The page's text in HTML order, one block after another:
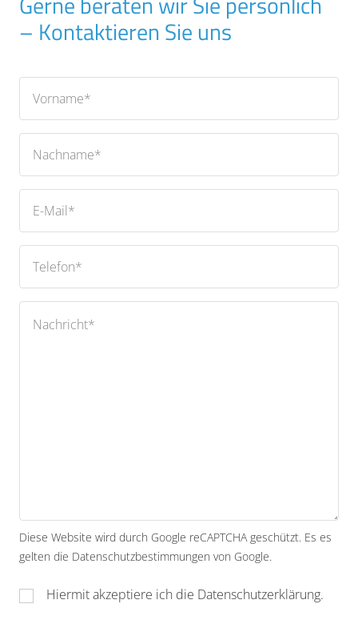
– Kontaktieren Sie uns
Diese Website wird durch Google reCAPTCHA geschützt. Es es
gelten die Datenschutzbestimmungen von Google.
Hiermit akzeptiere ich die Datenschutzerklärung.